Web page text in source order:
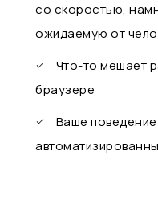
со скоростью,
ожидаемую от
Что-то мешает
браузере
Ваше